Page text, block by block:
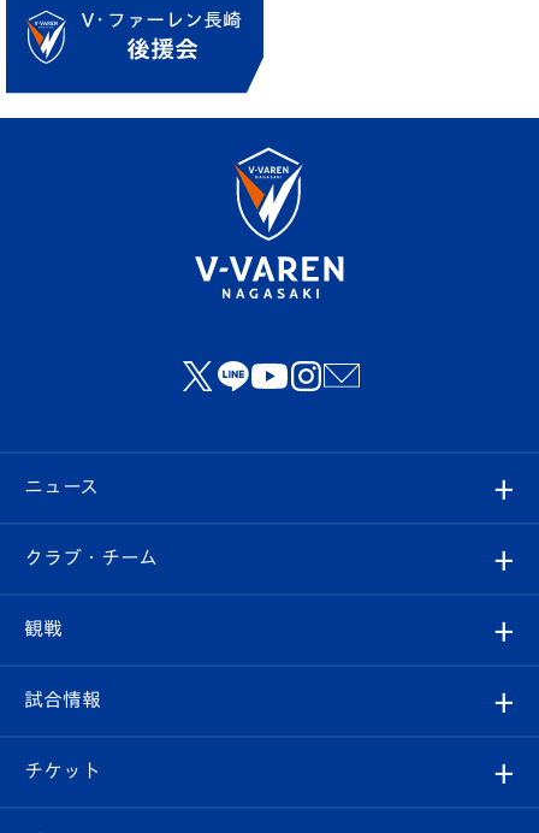
ニュース
すべて
クラブ
試合情報
クラブ・チーム
クラブ概要
エンブレム紹介
観戦
観戦ルール
はじめての観戦ガイド
試合情報
試合日程/結果
チケット